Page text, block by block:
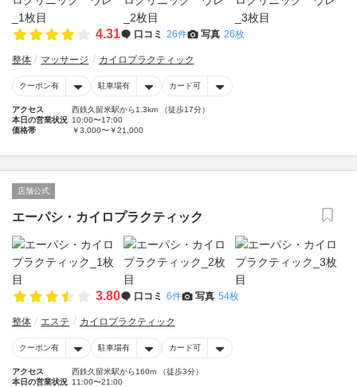
4.31 口コミ 26件 写真 26枚
整体 マッサージ カイロプラクティック
クーポン有 駐車場有 カード可
アクセス
西鉄久留米駅から1.3km （徒歩17分）
本日の営業状況 10:00〜17:00
価格帯
￥3,000〜￥21,000
店舗公式
エーパシ・カイロプラクティック
3.80 口コミ 6件 写真 54枚
整体 エステ カイロプラクティック
クーポン有 駐車場有 カード可
アクセス
西鉄久留米駅から160m （徒歩3分）
本日の営業状況 11:00〜21:00